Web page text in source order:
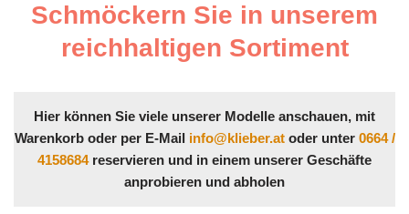
Schmöckern Sie in unserem
reichhaltigen Sortiment
Hier können Sie viele unserer Modelle anschauen, mit
Warenkorb oder per E-Mail info@klieber.atoder unter 0664 /
4158684reservieren und in einem unserer Geschäfte
anprobieren und abholen